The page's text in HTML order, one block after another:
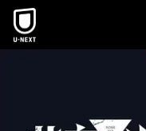
本文へスキップ